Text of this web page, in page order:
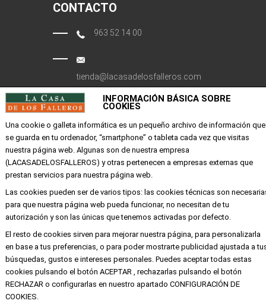
CONTACTO
963 52 14 00
tienda@lacasadelosfalleros.com
Calle Quevedo 6
EMPRESA
Mi cuenta
Aviso legal
Política de privacidad y cookies
Condiciones de compra
Copyright ©AlbaTodos los derechos
INFORMACIÓN BÁSICA SOBRE
COOKIES
Una cookie o galleta informática es un pequeño archivo de información que
se guarda en tu ordenador, “smartphone” o tableta cada vez que visitas
nuestra página web. Algunas son de nuestra empresa
(LACASADELOSFALLEROS) y otras pertenecen a empresas externas que
prestan servicios para nuestra página web.
Las cookies pueden ser de varios tipos: las cookies técnicas son
para que nuestra página web pueda funcionar, no necesitan de tu
autorización y son las únicas que tenemos activadas por defecto.
El resto de cookies sirven para mejorar nuestra página, para personalizarla
en base a tus preferencias, o para poder mostrarte publicidad ajustada a
búsquedas, gustos e intereses personales. Puedes aceptar todas estas
cookies pulsando el botón ACEPTAR , rechazarlas pulsando el botón
RECHAZAR o configurarlas en nuestro apartado CONFIGURACIÓN DE
COOKIES.